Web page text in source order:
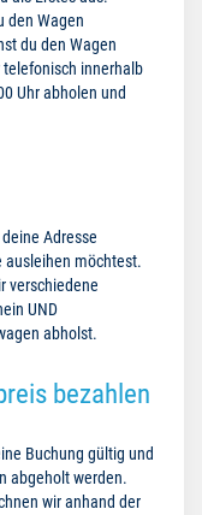
den Wagen
du den Wagen
innerhalb
Uhr abholen und
Adresse
ausleihen möchtest.
verschiedene
UND
abholst.
bezahlen
Buchung gültig und
abgeholt werden.
wir anhand der